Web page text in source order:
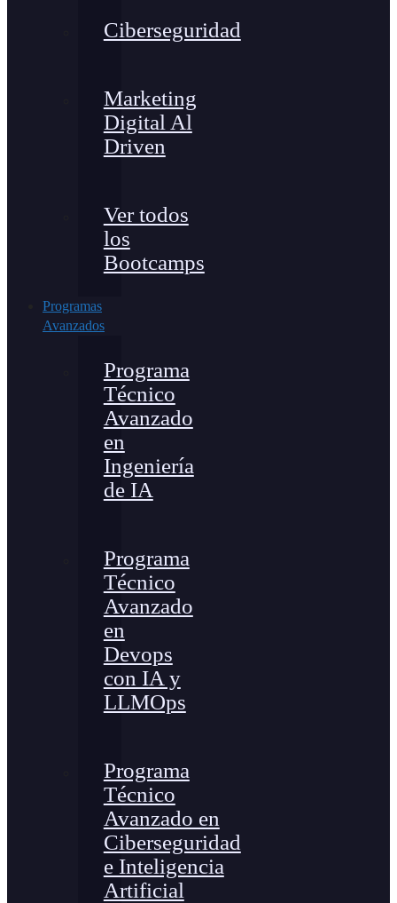
Ciberseguridad
Marketing
Digital Al
Driven
Ver todos
los
Bootcamps
Programas
Avanzados
Programa
Técnico
Avanzado
en
Ingeniería
de IA
Programa
Técnico
Avanzado
en
Devops
con IA y
LLMOps
Programa
Técnico
Avanzado en
Ciberseguridad
e Inteligencia
Artificial